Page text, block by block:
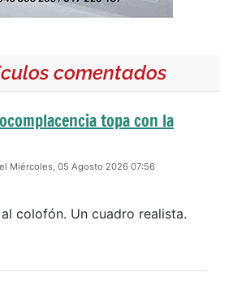
comentados
topa con la
Miércoles, 05 Agosto 2026 07:56
colofón. Un cuadro realista.